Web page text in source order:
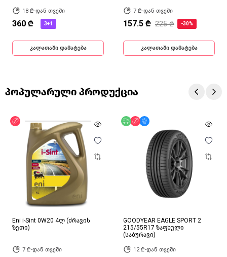
18 ₾-დან თვეში
360 ₾ 3+1
კალათაში დამატება
7 ₾-დან თვეში
157.5 ₾ 225 ₾ -30%
კალათაში დამატება
პოპულარული პროდუქცია
ფასდაკლება
Eni i-Sint 0W20 4ლ (ძრავის
ზეთი)
7 ₾-დან თვეში
უფასო მიწოდება
ფასდაკლება
GOODYEAR EAGLE SPORT 2
215/55R17 ზაფხული
(საბურავი)
12 ₾-დან თვეში